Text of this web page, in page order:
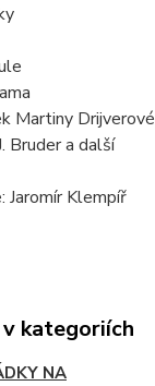
Martiny Drijverové
Bruder a další
Jaromír Klempíř
kategoriích
NA